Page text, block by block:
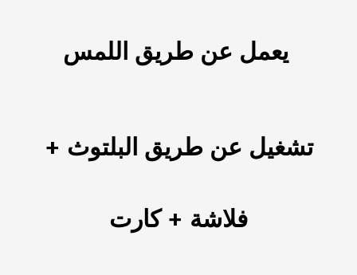
تشغيل عن طريق البلتوث +
فلاشة + كارت